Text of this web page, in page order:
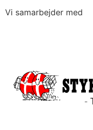
Vi samarbejder med